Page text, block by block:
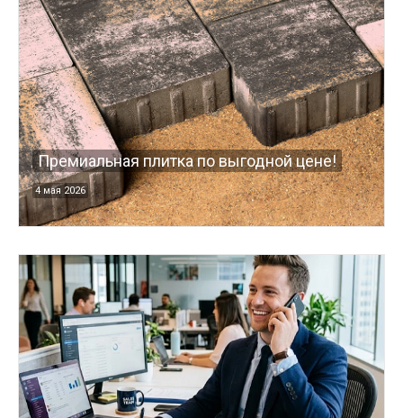
Премиальная плитка по выгодной цене!
4 мая 2026